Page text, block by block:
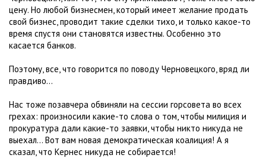
цену. Но любой бизнесмен, который имеет желание продать
свой бизнес, проводит такие сделки тихо, и только какое-то
время спустя они становятся известны. Особенно это
касается банков.
Поэтому, все, что говорится по поводу Черновецкого, вряд ли
правдиво…
Нас тоже позавчера обвиняли на сессии горсовета во всех
грехах: произносили какие-то слова о том, чтобы милиция и
прокуратура дали какие-то заявки, чтобы никто никуда не
выехал… Вот вам новая демократическая коалиция! А я
сказал, что Кернес никуда не собирается!